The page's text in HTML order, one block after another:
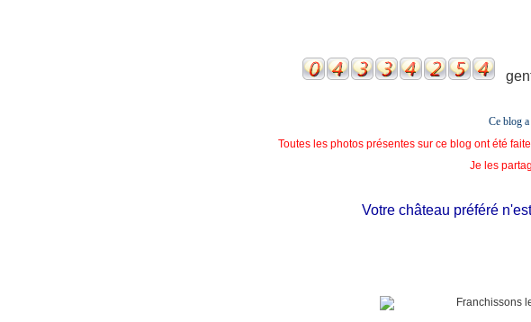
Ce blog
Toutes les photos présentes sur ce blog ont été
Je les
Votre château préféré